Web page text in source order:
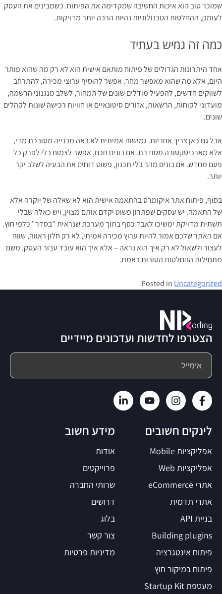
שמוכר טוב הוא איכות החשיבה שמקדימה את הפיתוח. כשמבינים את העסק
לעומק, ההחלטות הטכנולוגיות נהיות הרבה יותר מדויקות.
כמה זה גמיש בעתיד
אחד היתרונות הגדולים של פיתוח מותאם אישית הוא לא רק מה שהוא פותר
היום, אלא מה שהוא מאפשר מחר. אפשר להוסיף ערוצי מכירה, להתרחב
לשווקים חדשים, להפעיל מודלים שונים של תמחור, לשלב מנגנוני הרשמה,
מועדוני לקוחות, הרשאות, אזורים סיטונאיים או חוויות רכישה שונות לקהלים
שונים.
אבל גם כאן צריך אחריות. גמישות אמיתית לא באה מבנייה מסובכת מדי,
אלא מארכיטקטורה מסודרת. אם בונים חכם, אפשר לצמוח בלי לפרק כל
פעם מחדש. אם בונים מהר בלי תכנון, פשוט דוחים את הבעיה לשלב יקר
יותר.
בסוף, פיתוח אתר איקומרס בהתאמה אישית הוא לא שאלה של יוקרה אלא
של התאמה. יש עסקים שפתרון פשוט יקדם אותם מצוין, ויש כאלה שבלי
תשתית מדויקת ימשיכו לאבד כסף בתוך מערכת שנראית "בסדר" כלפי חוץ.
אם האתר שלכם אמור להיות ערוץ מכירה אמיתי, לא רק חלון ראווה, שווה
לעצור ולשאול לא רק איך הוא נראה – אלא איך הוא עובד עבור העסק. משם
מתחילות ההחלטות הטובות באמת.
Posted in Uncategorized
הצטרפו לחדשות ועדכונים מיידיים
מידע חשוב
אודות
פרוייקטים
שרותי החברה
דרושים
בלוג
צור קשר
מדיניות פרטיות
לינקים חשובים
אפליקציות Mobile
אפליקציות Web
אתרי eCommerce
אתרי תדמית
בניית API
Building plugins
פיתוח אינטגרציה
פיתוח במיקור חוץ
מעטפת Startup Kit